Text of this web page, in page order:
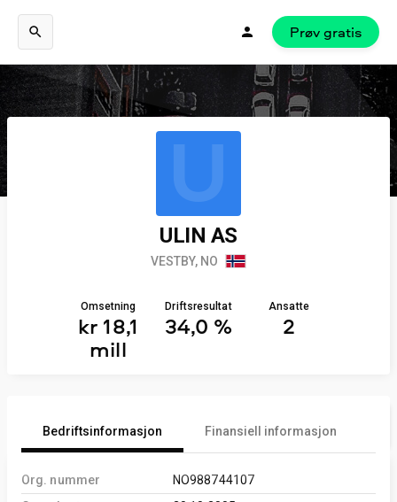
Prøv gratis
U
ULIN AS
VESTBY, NO
Omsetning
kr 18,1
mill
Driftsresultat
34,0 %
Ansatte
2
Bedriftsinformasjon Finansiell informasjon
Org. nummer
NO988744107